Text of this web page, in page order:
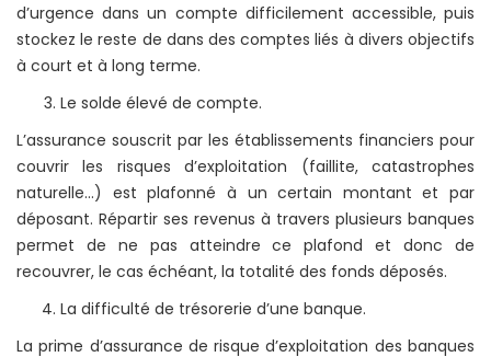
d’urgence dans un compte difficilement accessible, puis
stockez le reste de dans des comptes liés à divers objectifs
à court et à long terme.
Le solde élevé de compte.
L’assurance souscrit par les établissements financiers pour
couvrir les risques d’exploitation (faillite, catastrophes
naturelle…) est plafonné à un certain montant et par
déposant. Répartir ses revenus à travers plusieurs banques
permet de ne pas atteindre ce plafond et donc de
recouvrer, le cas échéant, la totalité des fonds déposés.
La difficulté de trésorerie d’une banque.
La prime d’assurance de risque d’exploitation des banques